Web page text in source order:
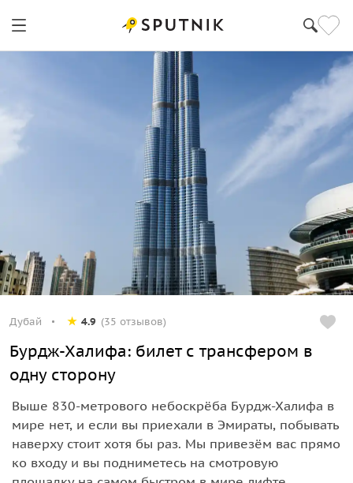
Дубай 4.9 (35 отзывов)
Бурдж-Халифа: билет с трансфером в
одну сторону
Выше 830-метрового небоскрёба Бурдж-Халифа в
мире нет, и если вы приехали в Эмираты, побывать
наверху стоит хотя бы раз. Мы привезём вас прямо
ко входу и вы подниметесь на смотровую